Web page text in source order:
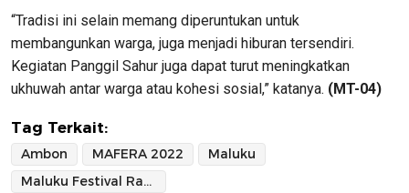
“Tradisi ini selain memang diperuntukan untuk
membangunkan warga, juga menjadi hiburan tersendiri.
Kegiatan Panggil Sahur juga dapat turut meningkatkan
ukhuwah antar warga atau kohesi sosial,” katanya. (MT-04)
Tag Terkait:
Ambon MAFERA 2022
Maluku
Maluku Festival Ramadhan 2022